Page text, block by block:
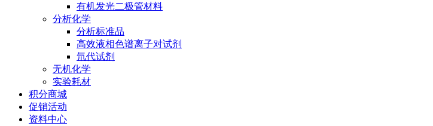
有机发光二极管材料
分析化学
分析标准品
高效液相色谱离子对试剂
氘代试剂
无机化学
实验耗材
积分商城
促销活动
资料中心